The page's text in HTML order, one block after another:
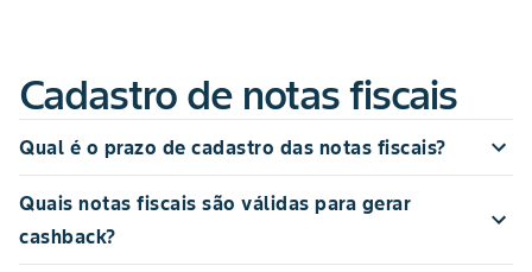
Cadastro de notas fiscais
Qual é o prazo de cadastro das notas fiscais?
Quais notas fiscais são válidas para gerar
cashback?